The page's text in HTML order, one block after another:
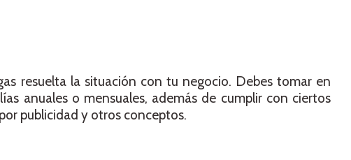
resuelta la situación con tu negocio. Debes tomar en
anuales o mensuales, además de cumplir con ciertos
publicidad y otros conceptos.